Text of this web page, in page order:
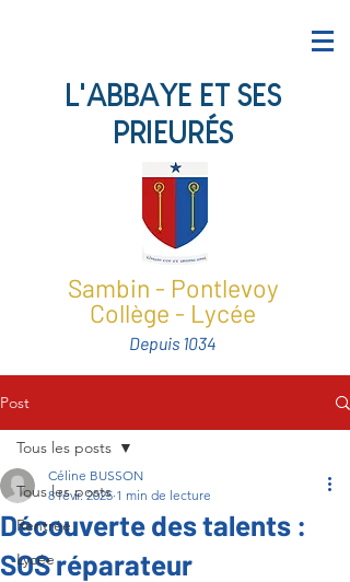
L'ABBAYE ET SES
PRIEURÉS
Sambin - Pontlevoy
Collège - Lycée
Depuis 1034
Post
Tous les posts
Rentrée
Lycée
Tous les posts
Découverte des talents :
SOS réparateur
Céline BUSSON
8 févr. 2025 1 min de lecture